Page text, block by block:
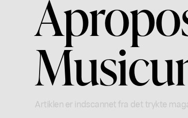
Artiklen er indscannet fra det trykte